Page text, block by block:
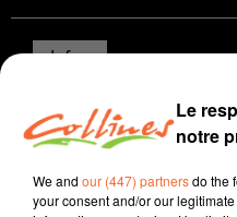
Infos
11 septembre 2025 - 13
JOURNAL DU JEUDI 11
Patrice Bémanangy
Le
notre
We and our (447) partnersdo the
your consent and/or our